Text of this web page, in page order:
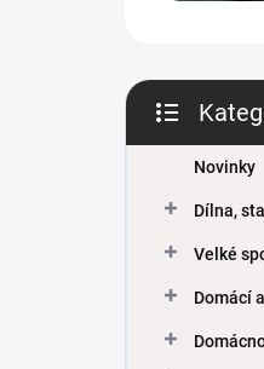
kategorie
Novinky
Dílna,
Velké
Domácí